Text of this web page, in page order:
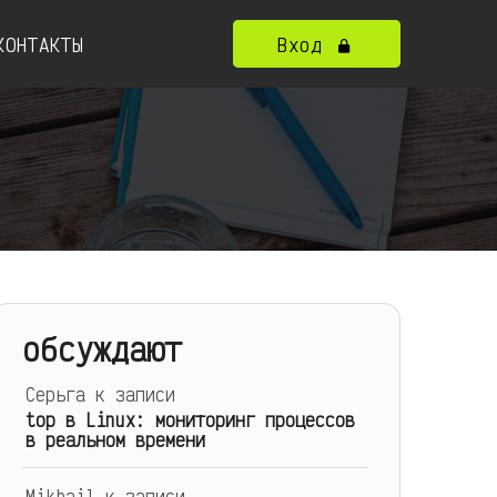
Вход
обсуждают
Серьгак записи
top в Linux: мониторинг процессов
в реальном времени